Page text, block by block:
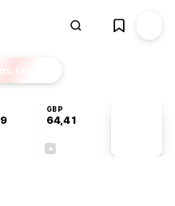
EKSTRA
GBP
64,41